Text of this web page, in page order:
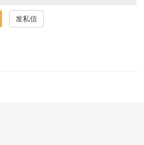
发私信